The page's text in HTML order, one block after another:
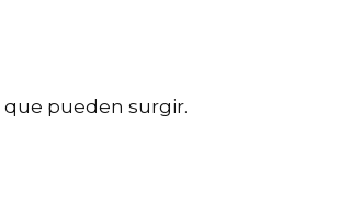
pueden surgir.